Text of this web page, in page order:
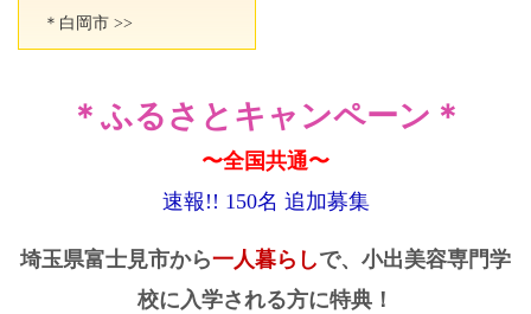
＊白岡市 >>
＊ふるさとキャンペーン＊
〜全国共通〜
速報!! 150名 追加募集
埼玉県富士見市から一人暮らしで、小出美容専門学
校に入学される方に特典！